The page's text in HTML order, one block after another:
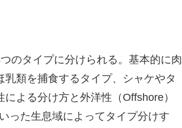
のタイプに分けられる。基本的に肉
類を捕食するタイプ、シャケやタ
よる分け方と外洋性（Offshore）
った生息域によってタイプ分けす